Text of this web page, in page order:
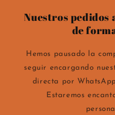
Nuestros pedidos
de
Hemos pausado la
seguir encargando
directa por
Estaremos